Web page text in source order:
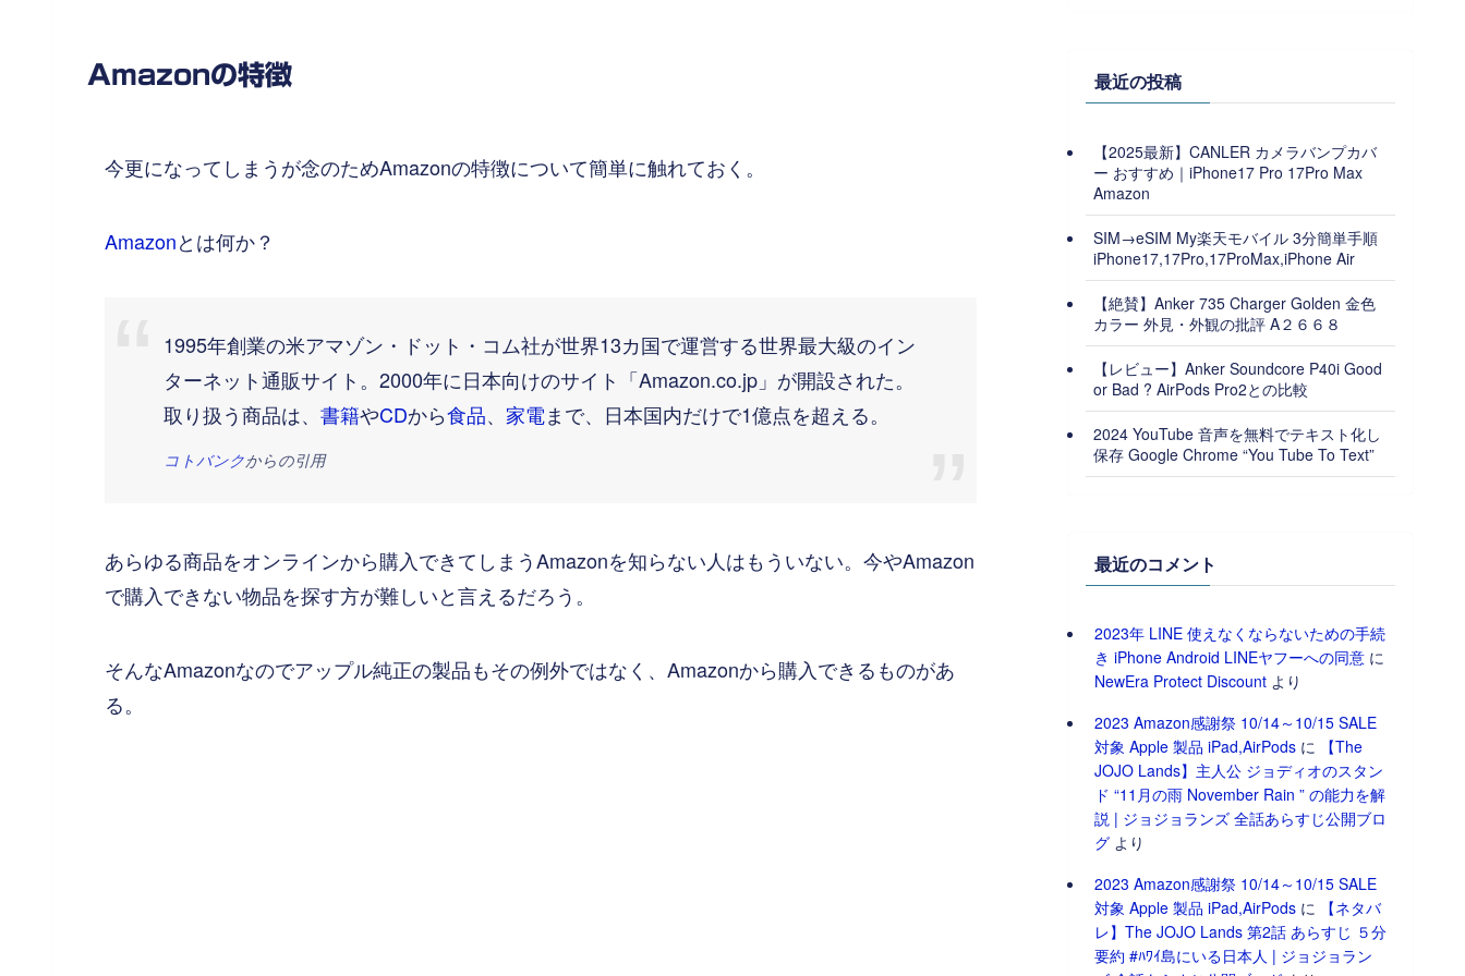
Amazonの特徴
今更になってしまうが念のためAmazonの特徴について簡単に触れておく。
Amazonとは何か？
1995年創業の米アマゾン・ドット・コム社が世界13カ国で運営する世界最大級のイン
ターネット通販サイト。2000年に日本向けのサイト「Amazon.co.jp」が開設された。
取り扱う商品は、 書籍やCDから食品、 家電まで、日本国内だけで1億点を超える。
コトバンクからの引用
あらゆる商品をオンラインから購入できてしまうAmazonを知らない人はもういない。今やAmazon
で購入できない物品を探す方が難しいと言えるだろう。
そんなAmazonなのでアップル純正の製品もその例外ではなく、Amazonから購入できるものがあ
る。
最近の投稿
【2025最新】CANLER カメラバンプカバ
ー おすすめ｜iPhone17 Pro 17Pro Max
Amazon
SIM→eSIM My楽天モバイル 3分簡単手順
iPhone17,17Pro,17ProMax,iPhone Air
【絶賛】Anker 735 Charger Golden 金色
カラー 外見・外観の批評 A２６６８
【レビュー】Anker Soundcore P40i Good
or Bad ? AirPods Pro2との比較
2024 YouTube 音声を無料でテキスト化し
保存 Google Chrome “You Tube To Text”
最近のコメント
2023年 LINE 使えなくならないための手続
き iPhone Android LINEヤフーへの同意 に
NewEra Protect Discount より
2023 Amazon感謝祭 10/14～10/15 SALE
対象 Apple 製品 iPad,AirPods に
【The
JOJO Lands】主人公 ジョディオのスタン
ド “11月の雨 November Rain ” の能力を解
説 | ジョジョランズ 全話あらすじ公開ブロ
グ より
2023 Amazon感謝祭 10/14～10/15 SALE
対象 Apple 製品 iPad,AirPods に
【ネタバ
レ】The JOJO Lands 第2話 あらすじ ５分
要約 #ﾊﾜｲ島にいる日本人 | ジョジョラン